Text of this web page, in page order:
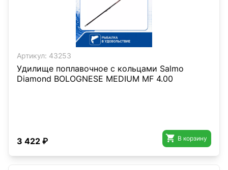
Артикул: 43253
Удилище поплавочное с кольцами Salmo
Diamond BOLOGNESE MEDIUM MF 4.00
3 422 ₽  В корзину